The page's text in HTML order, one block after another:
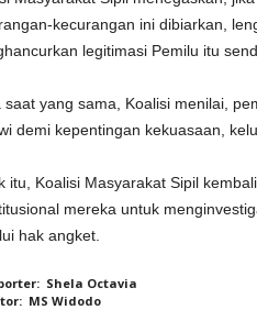
kecurangan ini dibiarkan,
legitimasi Pemilu itu
saat yang sama, Koalisi menilai,
demi kepentingan kekuasaan,
itu, Koalisi Masyarakat Sipil
mereka untuk
hak angket.
Shela Octavia
MS Widodo